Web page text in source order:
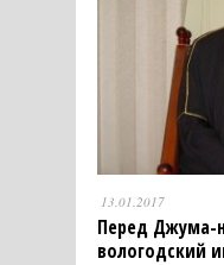
13.01.2017
Перед Джума-
вологодский